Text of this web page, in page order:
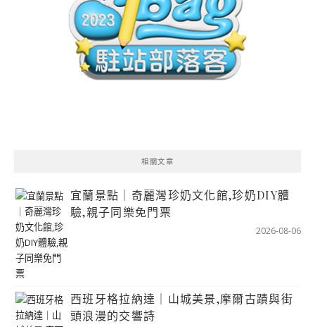
相關文章
宜蘭景點｜奇麗灣珍奶文化館,珍奶DIY體
驗,親子同樂免門票
2026-08-06
西班牙格拉納達｜山城美景,摩爾古蹟與街
頭浪漫的交響詩